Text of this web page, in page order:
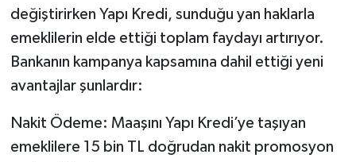
değiştirirken Yapı Kredi, sunduğu yan haklarla
emeklilerin elde ettiği toplam faydayı artırıyor.
Bankanın kampanya kapsamına dahil ettiği yeni
avantajlar şunlardır:
Nakit Ödeme: Maaşını Yapı Kredi’ye taşıyan
emeklilere 15 bin TL doğrudan nakit promosyon
Savaştepe
SEYAHAT
SİYASET